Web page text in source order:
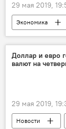
29 мая 2019,
Экономика
торговля
Доллар и евро
валют на
29 мая 2019,
Новости